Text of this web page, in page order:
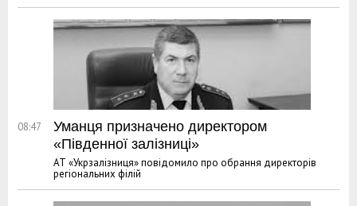
08:47
Уманця призначено директором
«Південної залізниці»
АТ «Укрзалізниця» повідомило про обрання директорів
регіональних філій